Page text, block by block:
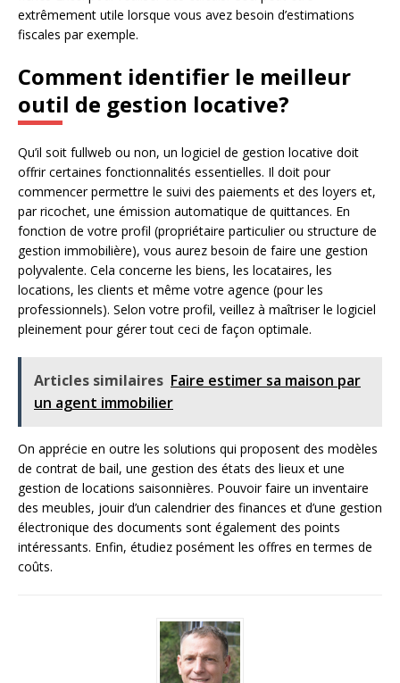
extrêmement utile lorsque vous avez besoin d’estimations
fiscales par exemple.
Comment identifier le meilleur
outil de gestion locative?
Qu’il soit fullweb ou non, un logiciel de gestion locative doit
offrir certaines fonctionnalités essentielles. Il doit pour
commencer permettre le suivi des paiements et des loyers et,
par ricochet, une émission automatique de quittances. En
fonction de votre profil (propriétaire particulier ou structure de
gestion immobilière), vous aurez besoin de faire une gestion
polyvalente. Cela concerne les biens, les locataires, les
locations, les clients et même votre agence (pour les
professionnels). Selon votre profil, veillez à maîtriser le logiciel
pleinement pour gérer tout ceci de façon optimale.
Articles similaires Faire estimer sa maison par
un agent immobilier
On apprécie en outre les solutions qui proposent des modèles
de contrat de bail, une gestion des états des lieux et une
gestion de locations saisonnières. Pouvoir faire un inventaire
des meubles, jouir d’un calendrier des finances et d’une gestion
électronique des documents sont également des points
intéressants. Enfin, étudiez posément les offres en termes de
coûts.